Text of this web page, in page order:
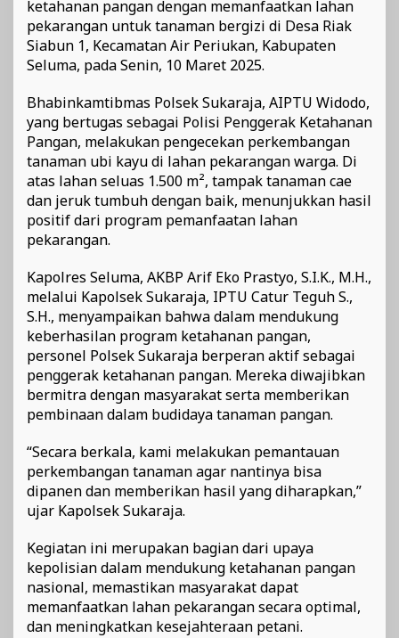
ketahanan pangan dengan memanfaatkan lahan
pekarangan untuk tanaman bergizi di Desa Riak
Siabun 1, Kecamatan Air Periukan, Kabupaten
Seluma, pada Senin, 10 Maret 2025.
Bhabinkamtibmas Polsek Sukaraja, AIPTU Widodo,
yang bertugas sebagai Polisi Penggerak Ketahanan
Pangan, melakukan pengecekan perkembangan
tanaman ubi kayu di lahan pekarangan warga. Di
atas lahan seluas 1.500 m², tampak tanaman cae
dan jeruk tumbuh dengan baik, menunjukkan hasil
positif dari program pemanfaatan lahan
pekarangan.
Kapolres Seluma, AKBP Arif Eko Prastyo, S.I.K., M.H.,
melalui Kapolsek Sukaraja, IPTU Catur Teguh S.,
S.H., menyampaikan bahwa dalam mendukung
keberhasilan program ketahanan pangan,
personel Polsek Sukaraja berperan aktif sebagai
penggerak ketahanan pangan. Mereka diwajibkan
bermitra dengan masyarakat serta memberikan
pembinaan dalam budidaya tanaman pangan.
“Secara berkala, kami melakukan pemantauan
perkembangan tanaman agar nantinya bisa
dipanen dan memberikan hasil yang diharapkan,”
ujar Kapolsek Sukaraja.
Kegiatan ini merupakan bagian dari upaya
kepolisian dalam mendukung ketahanan pangan
nasional, memastikan masyarakat dapat
memanfaatkan lahan pekarangan secara optimal,
dan meningkatkan kesejahteraan petani.